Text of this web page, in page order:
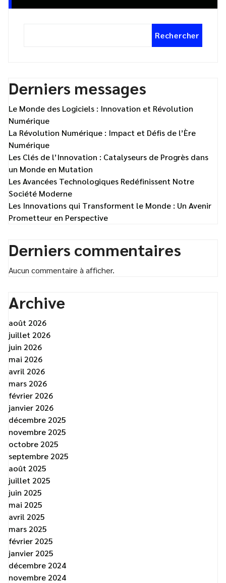
Rechercher
Derniers messages
Le Monde des Logiciels : Innovation et Révolution
Numérique
La Révolution Numérique : Impact et Défis de l’Ère
Numérique
Les Clés de l’Innovation : Catalyseurs de Progrès dans
un Monde en Mutation
Les Avancées Technologiques Redéfinissent Notre
Société Moderne
Les Innovations qui Transforment le Monde : Un Avenir
Prometteur en Perspective
Derniers commentaires
Aucun commentaire à afficher.
Archive
août 2026
juillet 2026
juin 2026
mai 2026
avril 2026
mars 2026
février 2026
janvier 2026
décembre 2025
novembre 2025
octobre 2025
septembre 2025
août 2025
juillet 2025
juin 2025
mai 2025
avril 2025
mars 2025
février 2025
janvier 2025
décembre 2024
novembre 2024